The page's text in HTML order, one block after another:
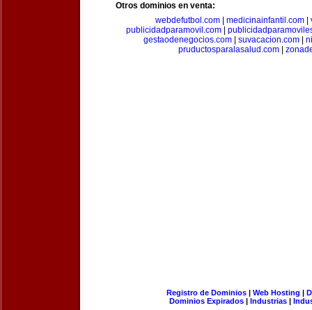
Otros dominios en venta:
webdefutbol.com
medicinainfantil.com
publicidadparamovil.com
gestaodenegocios.com| suvacacion.com|
pruductosparalasalud.com|
Registro de Dominios| Web Hosting |
Dominios Expirados | Industrias |